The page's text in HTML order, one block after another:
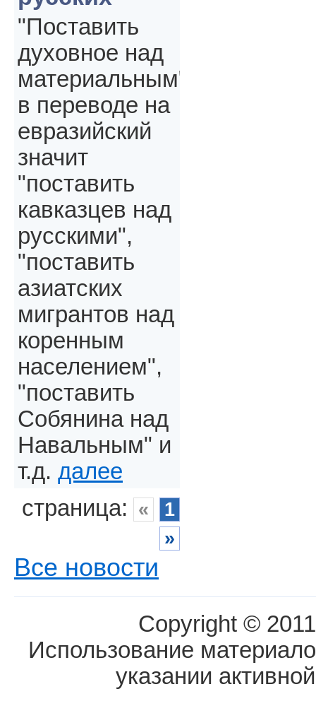
"Поставить
духовное над
материальным"
в переводе на
евразийский
значит
"поставить
кавказцев над
русскими",
"поставить
азиатских
мигрантов над
коренным
населением",
"поставить
Собянина над
Навальным" и
т.д. далее
страница: «
1
»
Все новости
Copyright ©
Использование
указании